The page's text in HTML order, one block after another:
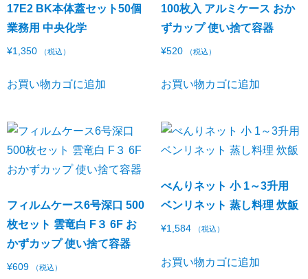
17E2 BK本体蓋セット50個
業務用 中央化学
¥1,350 （税込）
お買い物カゴに追加
100枚入 アルミケース おか
ずカップ 使い捨て容器
¥520 （税込）
お買い物カゴに追加
フィルムケース6号深口 500
枚セット 雲竜白 F３ 6F お
かずカップ 使い捨て容器
¥609 （税込）
べんりネット 小 1～3升用
ベンリネット 蒸し料理 炊飯
¥1,584 （税込）
お買い物カゴに追加